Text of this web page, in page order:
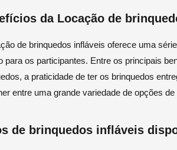
da Locação de
de brinquedos infláveis oferece uma
para os participantes. Entre os principais
a praticidade de ter os brinquedos
entre uma grande variedade de opções
de brinquedos infláveis